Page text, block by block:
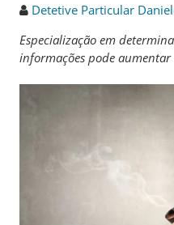
Detetive Particular
Especialização em
informações pode